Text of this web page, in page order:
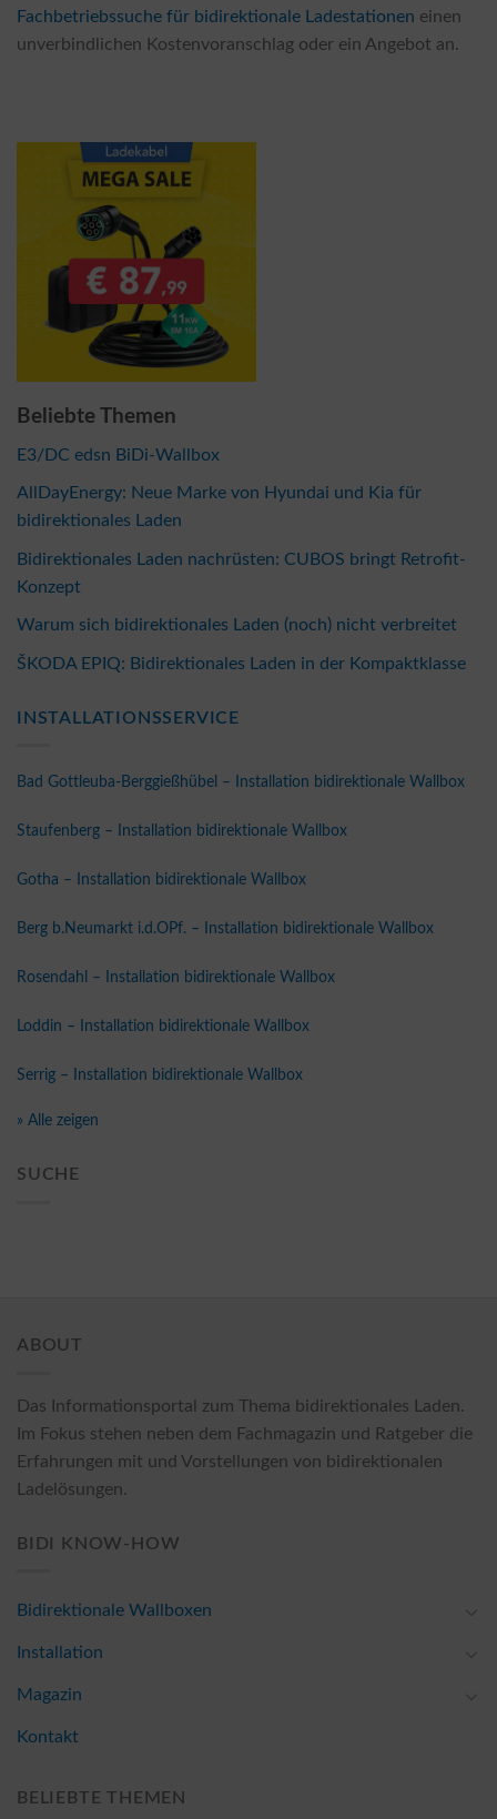
Fachbetriebssuche für bidirektionale Ladestationen einen
unverbindlichen Kostenvoranschlag oder ein Angebot an.
Beliebte Themen
E3/DC edsn BiDi-Wallbox
AllDayEnergy: Neue Marke von Hyundai und Kia für
bidirektionales Laden
Bidirektionales Laden nachrüsten: CUBOS bringt Retrofit-
Konzept
Warum sich bidirektionales Laden (noch) nicht verbreitet
ŠKODA EPIQ: Bidirektionales Laden in der Kompaktklasse
INSTALLATIONSSERVICE
Bad Gottleuba-Berggießhübel – Installation bidirektionale Wallbox
Staufenberg – Installation bidirektionale Wallbox
Gotha – Installation bidirektionale Wallbox
Berg b.Neumarkt i.d.OPf. – Installation bidirektionale Wallbox
Rosendahl – Installation bidirektionale Wallbox
Loddin – Installation bidirektionale Wallbox
Serrig – Installation bidirektionale Wallbox
» Alle zeigen
SUCHE
ABOUT
Das Informationsportal zum Thema bidirektionales Laden.
Im Fokus stehen neben dem Fachmagazin und Ratgeber die
Erfahrungen mit und Vorstellungen von bidirektionalen
Ladelösungen.
BIDI KNOW-HOW
Bidirektionale Wallboxen
Installation
Magazin
Kontakt
BELIEBTE THEMEN